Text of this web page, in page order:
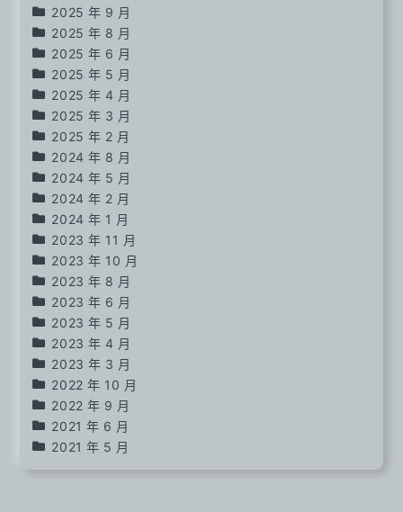
2025 年 9 月
2025 年 8 月
2025 年 6 月
2025 年 5 月
2025 年 4 月
2025 年 3 月
2025 年 2 月
2024 年 8 月
2024 年 5 月
2024 年 2 月
2024 年 1 月
2023 年 11 月
2023 年 10 月
2023 年 8 月
2023 年 6 月
2023 年 5 月
2023 年 4 月
2023 年 3 月
2022 年 10 月
2022 年 9 月
2021 年 6 月
2021 年 5 月